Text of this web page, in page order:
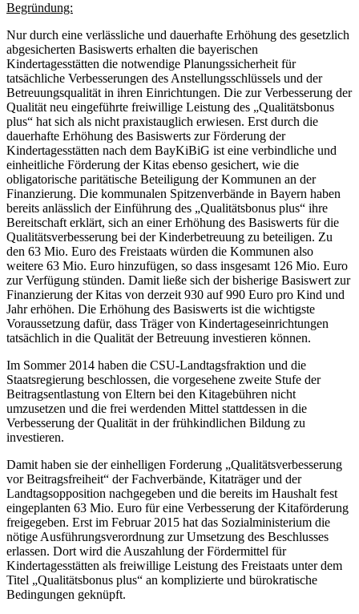
Begründung:
Nur durch eine verlässliche und dauerhafte Erhöhung des gesetzlich
abgesicherten Basiswerts erhalten die bayerischen
Kindertagesstätten die notwendige Planungssicherheit für
tatsächliche Verbesserungen des Anstellungsschlüssels und der
Betreuungsqualität in ihren Einrichtungen. Die zur Verbesserung der
Qualität neu eingeführte freiwillige Leistung des „Qualitätsbonus
plus“ hat sich als nicht praxistauglich erwiesen. Erst durch die
dauerhafte Erhöhung des Basiswerts zur Förderung der
Kindertagesstätten nach dem BayKiBiG ist eine verbindliche und
einheitliche Förderung der Kitas ebenso gesichert, wie die
obligatorische paritätische Beteiligung der Kommunen an der
Finanzierung. Die kommunalen Spitzenverbände in Bayern haben
bereits anlässlich der Einführung des „Qualitätsbonus plus“ ihre
Bereitschaft erklärt, sich an einer Erhöhung des Basiswerts für die
Qualitätsverbesserung bei der Kinderbetreuung zu beteiligen. Zu
den 63 Mio. Euro des Freistaats würden die Kommunen also
weitere 63 Mio. Euro hinzufügen, so dass insgesamt 126 Mio. Euro
zur Verfügung stünden. Damit ließe sich der bisherige Basiswert zur
Finanzierung der Kitas von derzeit 930 auf 990 Euro pro Kind und
Jahr erhöhen. Die Erhöhung des Basiswerts ist die wichtigste
Voraussetzung dafür, dass Träger von Kindertageseinrichtungen
tatsächlich in die Qualität der Betreuung investieren können.
Im Sommer 2014 haben die CSU-Landtagsfraktion und die
Staatsregierung beschlossen, die vorgesehene zweite Stufe der
Beitragsentlastung von Eltern bei den Kitagebühren nicht
umzusetzen und die frei werdenden Mittel stattdessen in die
Verbesserung der Qualität in der frühkindlichen Bildung zu
investieren.
Damit haben sie der einhelligen Forderung „Qualitätsverbesserung
vor Beitragsfreiheit“ der Fachverbände, Kitaträger und der
Landtagsopposition nachgegeben und die bereits im Haushalt fest
eingeplanten 63 Mio. Euro für eine Verbesserung der Kitaförderung
freigegeben. Erst im Februar 2015 hat das Sozialministerium die
nötige Ausführungsverordnung zur Umsetzung des Beschlusses
erlassen. Dort wird die Auszahlung der Fördermittel für
Kindertagesstätten als freiwillige Leistung des Freistaats unter dem
Titel „Qualitätsbonus plus“ an komplizierte und bürokratische
Bedingungen geknüpft.